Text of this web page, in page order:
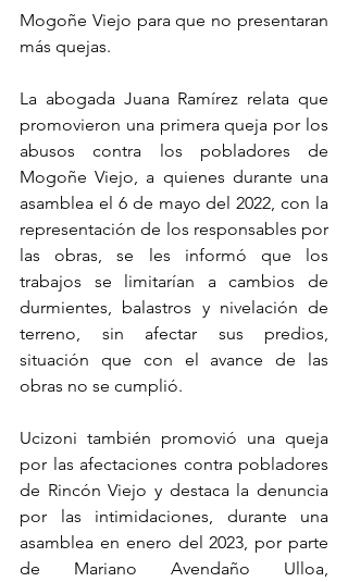
Mogoñe Viejo para que no presentaran
más quejas.
La abogada Juana Ramírez relata que
promovieron una primera queja por los
abusos contra los pobladores de
Mogoñe Viejo, a quienes durante una
asamblea el 6 de mayo del 2022, con la
representación de los responsables por
las obras, se les informó que los
trabajos se limitarían a cambios de
durmientes, balastros y nivelación de
terreno, sin afectar sus predios,
situación que con el avance de las
obras no se cumplió.
Ucizoni también promovió una queja
por las afectaciones contra pobladores
de Rincón Viejo y destaca la denuncia
por las intimidaciones, durante una
asamblea en enero del 2023, por parte
de Mariano Avendaño Ulloa,